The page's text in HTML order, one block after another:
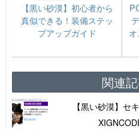
【黒い砂漠】初心者から
真似できる！装備ステッ
プアップガイド
関連
【黒い砂漠】セ